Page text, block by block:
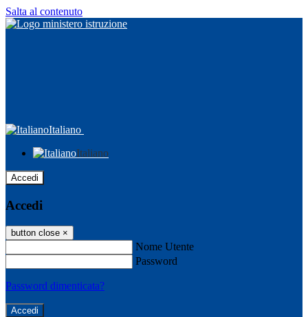
Salta al contenuto
Italiano
Italiano
Accedi
Accedi
button close ×
Nome Utente
Password
Password dimenticata?